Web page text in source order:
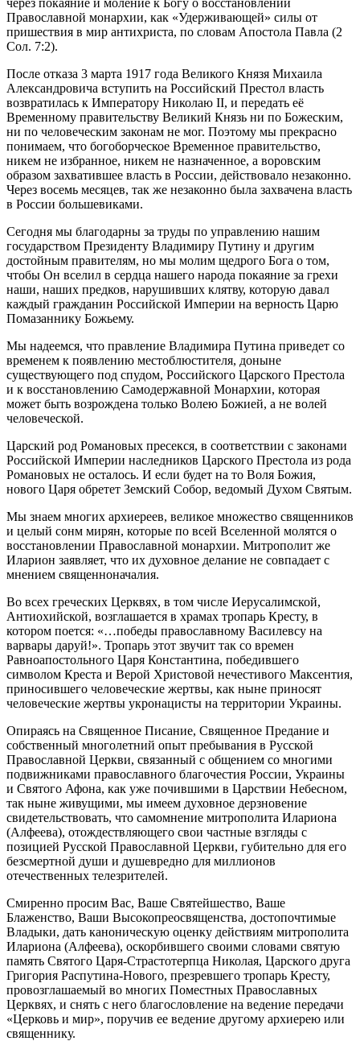
Православной монархии, как «Удерживающей» силы от
пришествия в мир антихриста, по словам Апостола Павла (2
Сол. 7:2).
После отказа 3 марта 1917 года Великого Князя Михаила
Александровича вступить на Российский Престол власть
возвратилась к Императору Николаю II, и передать её
Временному правительству Великий Князь ни по Божеским,
ни по человеческим законам не мог. Поэтому мы прекрасно
понимаем, что богоборческое Временное правительство,
никем не избранное, никем не назначенное, а воровским
образом захватившее власть в России, действовало незаконно.
Через восемь месяцев, так же незаконно была захвачена власть
в России большевиками.
Сегодня мы благодарны за труды по управлению нашим
государством Президенту Владимиру Путину и другим
достойным правителям, но мы молим щедрого Бога о том,
чтобы Он вселил в сердца нашего народа покаяние за грехи
наши, наших предков, нарушивших клятву, которую давал
каждый гражданин Российской Империи на верность Царю
Помазаннику Божьему.
Мы надеемся, что правление Владимира Путина приведет со
временем к появлению местоблюстителя, доныне
существующего под спудом, Российского Царского Престола
и к восстановлению Самодержавной Монархии, которая
может быть возрождена только Волею Божией, а не волей
человеческой.
Царский род Романовых пресекся, в соответствии с законами
Российской Империи наследников Царского Престола из рода
Романовых не осталось. И если будет на то Воля Божия,
нового Царя обретет Земский Собор, ведомый Духом Святым.
Мы знаем многих архиереев, великое множество священников
и целый сонм мирян, которые по всей Вселенной молятся о
восстановлении Православной монархии. Митрополит же
Иларион заявляет, что их духовное делание не совпадает с
мнением священноначалия.
Во всех греческих Церквях, в том числе Иерусалимской,
Антиохийской, возглашается в храмах тропарь Кресту, в
котором поется: «…победы православному Василевсу на
варвары даруй!». Тропарь этот звучит так со времен
Равноапостольного Царя Константина, победившего
символом Креста и Верой Христовой нечестивого Максентия,
приносившего человеческие жертвы, как ныне приносят
человеческие жертвы укронацисты на территории Украины.
Опираясь на Священное Писание, Священное Предание и
собственный многолетний опыт пребывания в Русской
Православной Церкви, связанный с общением со многими
подвижниками православного благочестия России, Украины
и Святого Афона, как уже почившими в Царствии Небесном,
так ныне живущими, мы имеем духовное дерзновение
свидетельствовать, что самомнение митрополита Илариона
(Алфеева), отождествляющего свои частные взгляды с
позицией Русской Православной Церкви, губительно для его
безсмертной души и душевредно для миллионов
отечественных телезрителей.
Смиренно просим Вас, Ваше Святейшество, Ваше
Блаженство, Ваши Высокопреосвященства, достопочтимые
Владыки, дать каноническую оценку действиям митрополита
Илариона (Алфеева), оскорбившего своими словами святую
память Святого Царя-Страстотерпца Николая, Царского друга
Григория Распутина-Нового, презревшего тропарь Кресту,
провозглашаемый во многих Поместных Православных
Церквях, и снять с него благословление на ведение передачи
«Церковь и мир», поручив ее ведение другому архиерею или
священнику.